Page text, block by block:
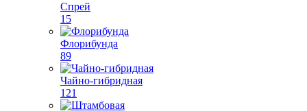
Спрей
15
Флорибунда
89
Чайно-гибридная
121